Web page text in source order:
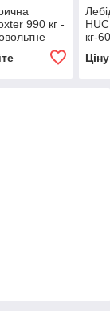
990 кг -
кг-